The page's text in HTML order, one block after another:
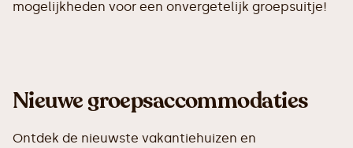
mogelijkheden voor een onvergetelijk groepsuitje!
Nieuwe groepsaccommodaties
Ontdek de nieuwste vakantiehuizen en